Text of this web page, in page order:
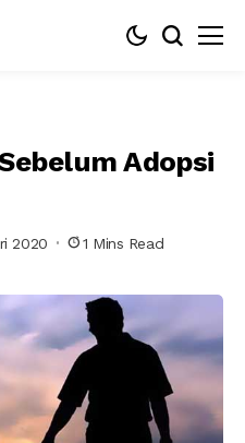
Adopsi
2020
1 Mins Read